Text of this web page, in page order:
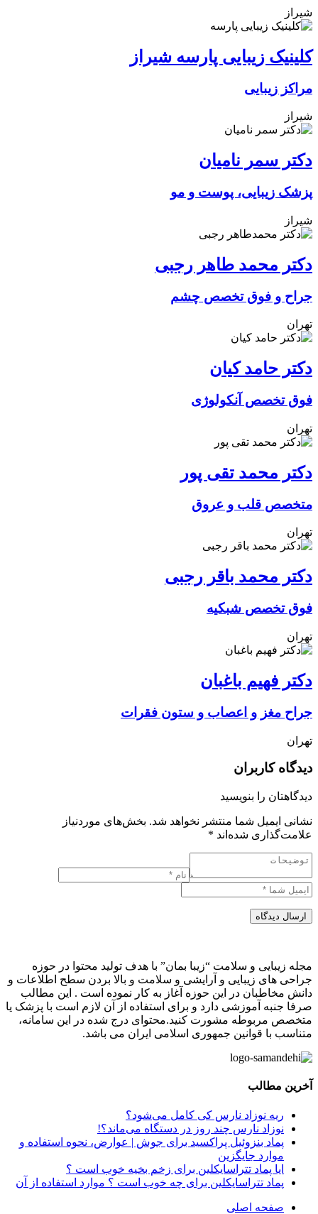
شیراز
کلینیک زیبایی پارسه شیراز
مراکز زیبایی
شیراز
دکتر سمر نامیان
پزشک زیبایی، پوست و مو
شیراز
دکتر محمد طاهر رجبی
جراح و فوق تخصص چشم
تهران
دکتر حامد کیان
فوق تخصص آنکولوژی
تهران
دکتر محمد تقی پور
متخصص قلب و عروق
تهران
دکتر محمد باقر رجبی
فوق تخصص شبکیه
تهران
دکتر فهیم باغبان
جراح مغز و اعصاب و ستون فقرات
تهران
دیدگاه کاربران
دیدگاهتان را بنویسید
نشانی ایمیل شما منتشر نخواهد شد. بخش‌های موردنیاز
علامت‌گذاری شده‌اند *
ارسال دیدگاه
مجله زیبایی و سلامت “زیبا بمان” با هدف تولید محتوا در حوزه
جراحی های زیبایی و آرایشی و سلامت و بالا بردن سطح اطلاعات و
دانش مخاطبان در این حوزه آغاز به کار نموده است . این مطالب
صرفا جنبه آموزشی دارد و برای استفاده از آن لازم است با پزشک یا
متخصص مربوطه مشورت کنید.محتوای درج شده در این سامانه،
متناسب با قوانین جمهوری اسلامی ایران می باشد.
آخرین مطالب
ریه نوزاد نارس کی کامل می‌شود؟
نوزاد نارس چند روز در دستگاه می‌ماند؟!
پماد بنزوئیل پراکسید برای جوش | عوارض، نحوه استفاده و
موارد جایگزین
ایا پماد تتراسایکلین برای زخم بخیه خوب است ؟
پماد تتراسایکلین برای چه خوب است ؟ موارد استفاده از آن
صفحه اصلی